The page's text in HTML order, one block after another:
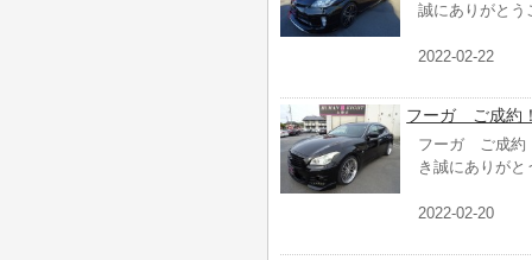
誠にありがとう
2022-02-22
フーガ ご成約
フーガ ご成約
き誠にありが
2022-02-20